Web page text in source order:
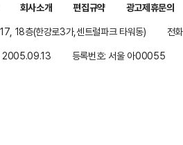
회사소개 편집규약
광고제휴문의
18층(한강로3가,센트럴파크 타워동)
전
2005.09.13 등록번호: 서울 아00055